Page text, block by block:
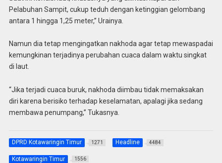
Pelabuhan Sampit, cukup teduh dengan ketinggian gelombang
antara 1 hingga 1,25 meter,” Urainya.
Namun dia tetap mengingatkan nakhoda agar tetap mewaspadai
kemungkinan terjadinya perubahan cuaca dalam waktu singkat
di laut.
“Jika terjadi cuaca buruk, nakhoda diimbau tidak memaksakan
diri karena berisiko terhadap keselamatan, apalagi jika sedang
membawa penumpang,” Tukasnya.
DPRD Kotawaringin Timur 1271 Headline 4484
Kotawaringin Timur 1556